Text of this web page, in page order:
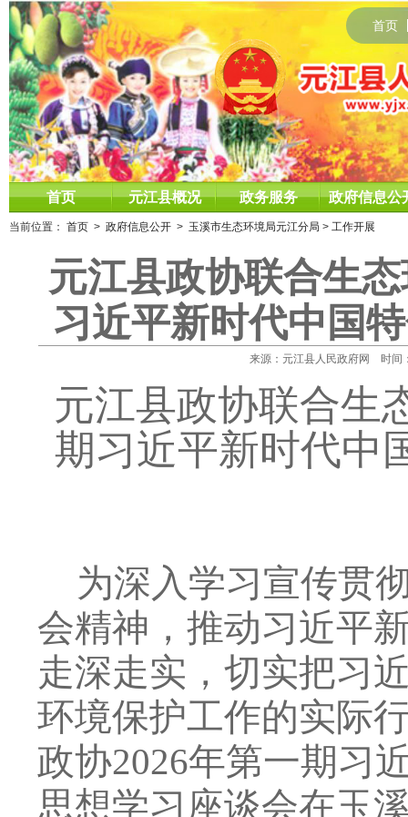
首页
首页 元江县概况 政务服务 政府信息公
当前位置： 首页 > 政府信息公开 > 玉溪市生态环境局元江分局 > 工作开展
元江县政协联合生
习近平新时代中国
来源：元江县人民政府网 时间
元江县政协联合生
期习近平新时代中
为深入学习宣传贯
会精神，推动习近平
走深走实，切实把习
环境保护工作的实际
政协2026年第一期习
思想学习座谈会在玉